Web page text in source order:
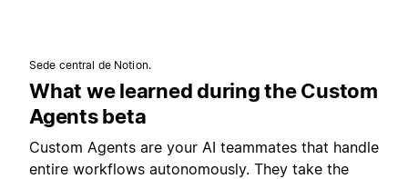
Sede central de Notion.
What we learned during the Custom
Agents beta
Custom Agents are your AI teammates that handle
entire workflows autonomously. They take the